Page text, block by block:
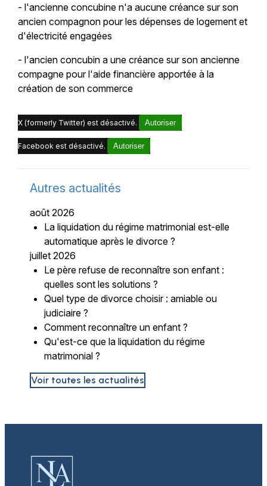
- l'ancienne concubine n'a aucune créance sur son
ancien compagnon pour les dépenses de logement et
d'électricité engagées
- l'ancien concubin a une créance sur son ancienne
compagne pour l'aide financière apportée à la
création de son commerce
X (formerly Twitter) est désactivé. Autoriser
Facebook est désactivé. Autoriser
Autres actualités
août 2026
La liquidation du régime matrimonial est-elle
automatique après le divorce ?
juillet 2026
Le père refuse de reconnaître son enfant :
quelles sont les solutions ?
Quel type de divorce choisir : amiable ou
judiciaire ?
Comment reconnaître un enfant ?
Qu'est-ce que la liquidation du régime
matrimonial ?
Voir toutes les actualités